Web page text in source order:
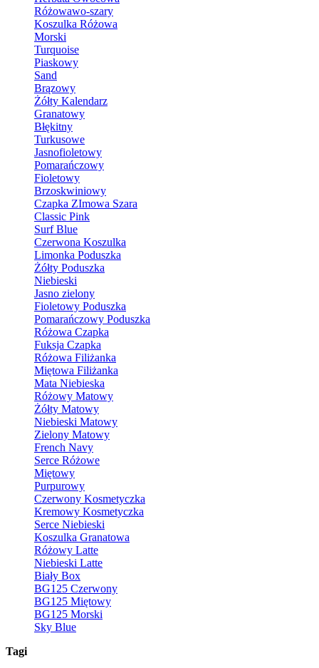
Różowawo-szary
Koszulka Różowa
Morski
Turquoise
Piaskowy
Sand
Brązowy
Żółty Kalendarz
Granatowy
Błękitny
Turkusowe
Jasnofioletowy
Pomarańczowy
Fioletowy
Brzoskwiniowy
Czapka ZImowa Szara
Classic Pink
Surf Blue
Czerwona Koszulka
Limonka Poduszka
Żółty Poduszka
Niebieski
Jasno zielony
Fioletowy Poduszka
Pomarańczowy Poduszka
Różowa Czapka
Fuksja Czapka
Różowa Filiżanka
Miętowa Filiżanka
Mata Niebieska
Różowy Matowy
Żółty Matowy
Niebieski Matowy
Zielony Matowy
French Navy
Serce Różowe
Miętowy
Purpurowy
Czerwony Kosmetyczka
Kremowy Kosmetyczka
Serce Niebieski
Koszulka Granatowa
Różowy Latte
Niebieski Latte
Biały Box
BG125 Czerwony
BG125 Miętowy
BG125 Morski
Sky Blue
Tagi